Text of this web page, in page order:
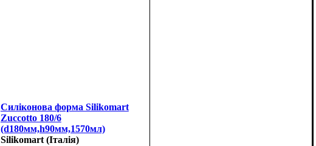
Силіконова форма Silikomart
Zuccotto 180/6
(d180мм,h90мм,1570мл)
Silikomart (Італія)